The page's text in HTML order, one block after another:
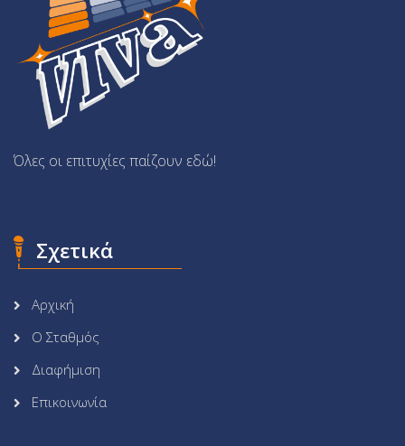
Όλες οι επιτυχίες παίζουν εδώ!
Σχετικά
Αρχική
Ο Σταθμός
Διαφήμιση
Επικοινωνία